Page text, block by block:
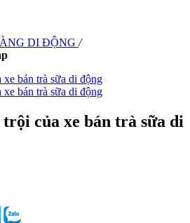
DI ĐỘNG /
của xe bán trà sữa di